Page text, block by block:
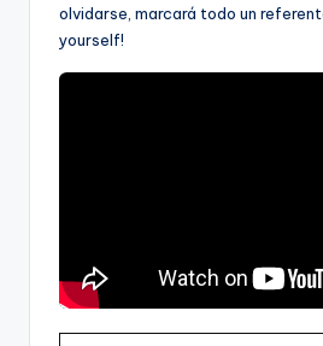
olvidarse, marcará todo un
yourself!